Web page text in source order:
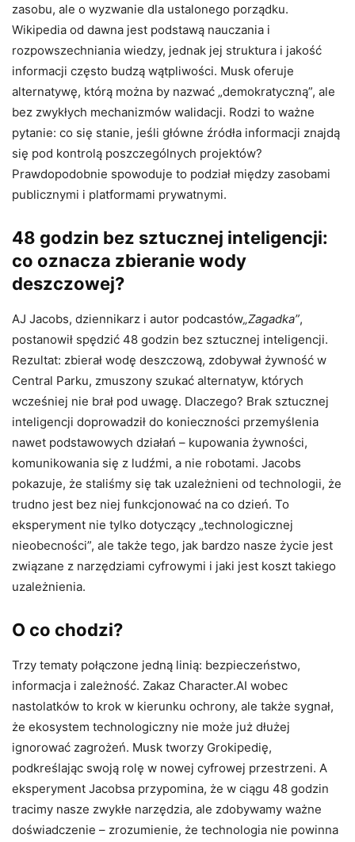
zasobu, ale o wyzwanie dla ustalonego porządku.
Wikipedia od dawna jest podstawą nauczania i
rozpowszechniania wiedzy, jednak jej struktura i jakość
informacji często budzą wątpliwości. Musk oferuje
alternatywę, którą można by nazwać „demokratyczną”, ale
bez zwykłych mechanizmów walidacji. Rodzi to ważne
pytanie: co się stanie, jeśli główne źródła informacji znajdą
się pod kontrolą poszczególnych projektów?
Prawdopodobnie spowoduje to podział między zasobami
publicznymi i platformami prywatnymi.
48 godzin bez sztucznej inteligencji:
co oznacza zbieranie wody
deszczowej?
AJ Jacobs, dziennikarz i autor podcastów„Zagadka”,
postanowił spędzić 48 godzin bez sztucznej inteligencji.
Rezultat: zbierał wodę deszczową, zdobywał żywność w
Central Parku, zmuszony szukać alternatyw, których
wcześniej nie brał pod uwagę. Dlaczego? Brak sztucznej
inteligencji doprowadził do konieczności przemyślenia
nawet podstawowych działań – kupowania żywności,
komunikowania się z ludźmi, a nie robotami. Jacobs
pokazuje, że staliśmy się tak uzależnieni od technologii, że
trudno jest bez niej funkcjonować na co dzień. To
eksperyment nie tylko dotyczący „technologicznej
nieobecności”, ale także tego, jak bardzo nasze życie jest
związane z narzędziami cyfrowymi i jaki jest koszt takiego
uzależnienia.
O co chodzi?
Trzy tematy połączone jedną linią: bezpieczeństwo,
informacja i zależność. Zakaz Character.AI wobec
nastolatków to krok w kierunku ochrony, ale także sygnał,
że ekosystem technologiczny nie może już dłużej
ignorować zagrożeń. Musk tworzy Grokipedię,
podkreślając swoją rolę w nowej cyfrowej przestrzeni. A
eksperyment Jacobsa przypomina, że ​​w ciągu 48 godzin
tracimy nasze zwykłe narzędzia, ale zdobywamy ważne
doświadczenie – zrozumienie, że technologia nie powinna